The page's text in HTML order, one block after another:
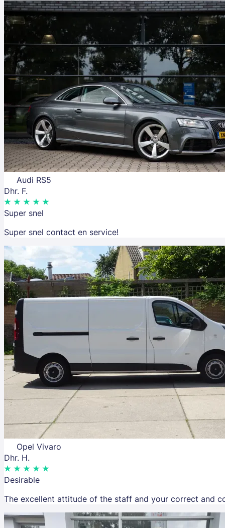
Audi RS5
Dhr. F.
Super snel
Super snel contact en service!
Opel Vivaro
Dhr. H.
Desirable
The excellent attitude of the staff and your correct and